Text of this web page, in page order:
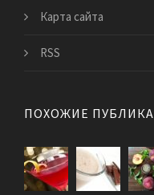
Карта сайта
RSS
ПОХОЖИЕ